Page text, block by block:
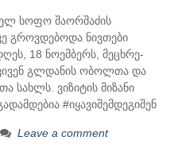
სოფო შაორშაძის
გროვდებოდა ნივთები
18 ნოემბერს, მეცხრე-
გლდანის ობოლთა და
სახლს. ვიზიტის მიზანი
#იყავიშემდეგიშენ
Leave a comment